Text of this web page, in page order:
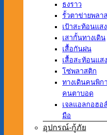
ธงราว
รั้วตาข่ายพลา
เป้าสะท้อนแสง
เสากั้นทางเดิน
เสื้อกันฝน
เสื้อสะท้อนแสง
โซ่พลาสติก
ทางเดินคนพิก
คนตาบอด
เจลแอลกอฮอ
มือ
อุปกรณ์-กู้ภัย